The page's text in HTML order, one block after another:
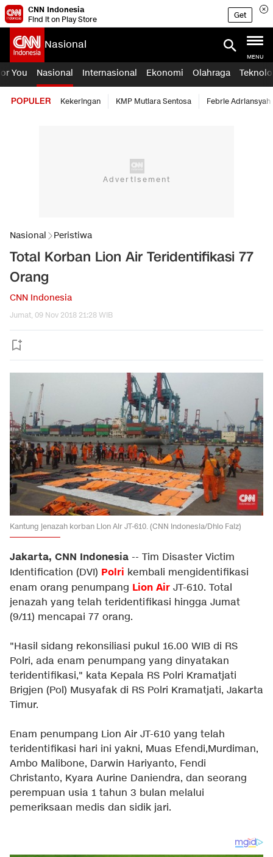
CNN Indonesia
Find it on Play Store
Get
Nasional
MENU
You Nasional Internasional Ekonomi Olahraga
POPULER Kekeringan KMP Mutiara Sentosa Febrie Adriansyah
Nasional Peristiwa
Total Korban Lion Air Teridentifikasi 77
Orang
CNN Indonesia
Jumat, 09 Nov 2018 21:28 WIB
Kantung jenazah korban Lion Air JT-610. (CNN Indonesia/Dhio Faiz)
Jakarta, CNN Indonesia -- Tim Disaster Victim
Identification (DVI) Polri kembali mengidentifikasi
enam orang penumpang Lion Air JT-610. Total
jenazah yang telah teridentifikasi hingga Jumat
(9/11) mencapai 77 orang.
"Hasil sidang rekonsiliasi pukul 16.00 WIB di RS
Polri, ada enam penumpang yang dinyatakan
teridentifikasi," kata Kepala RS Polri Kramatjati
Brigjen (Pol) Musyafak di RS Polri Kramatjati, Jakarta
Timur.
Enam penumpang Lion Air JT-610 yang telah
teridentifikasi hari ini yakni, Muas Efendi,Murdiman,
Ambo Malibone, Darwin Hariyanto, Fendi
Christanto, Kyara Aurine Daniendra, dan seorang
perempuan usia 1 tahun 3 bulan melalui
pemeriksaan medis dan sidik jari.